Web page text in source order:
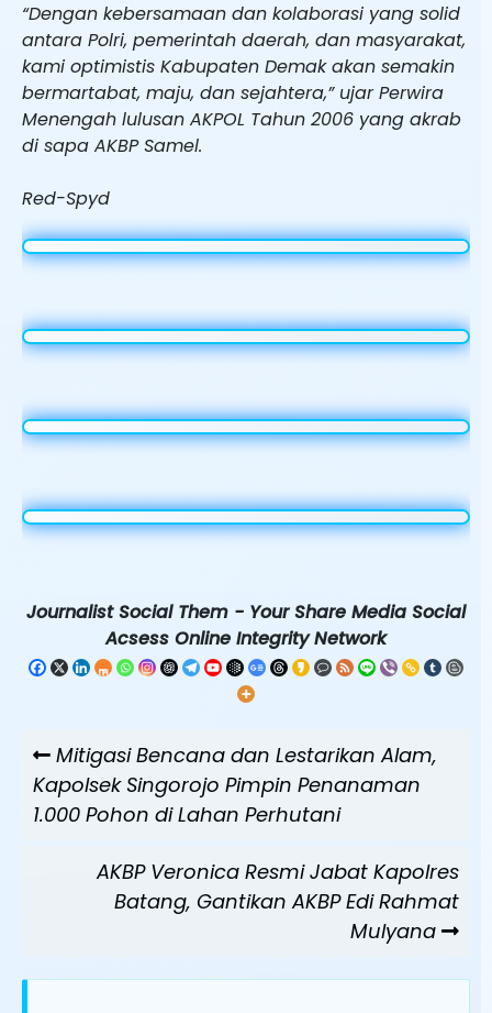
“Dengan kebersamaan dan kolaborasi yang solid
antara Polri, pemerintah daerah, dan masyarakat,
kami optimistis Kabupaten Demak akan semakin
bermartabat, maju, dan sejahtera,” ujar Perwira
Menengah lulusan AKPOL Tahun 2006 yang akrab
di sapa AKBP Samel.
Red-Spyd
Journalist Social Them - Your Share Media Social
Acsess Online Integrity Network
posPrevious
Post
Mitigasi Bencana dan Lestarikan Alam,
Kapolsek Singorojo Pimpin Penanaman
1.000 Pohon di Lahan Perhutani
AKBP Veronica Resmi Jabat Kapolres
Batang, Gantikan AKBP Edi Rahmat
Mulyana